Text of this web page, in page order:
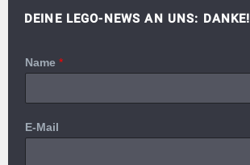
DEINE LEGO-NEWS AN UNS: DANKE!
Name *
E-Mail